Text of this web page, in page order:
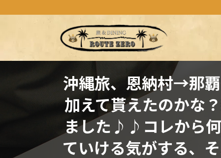
ン
ビ
沖縄旅、恩納村→那
加えて貰えたのかな
ました♪♪コレから何
ていける気がする、